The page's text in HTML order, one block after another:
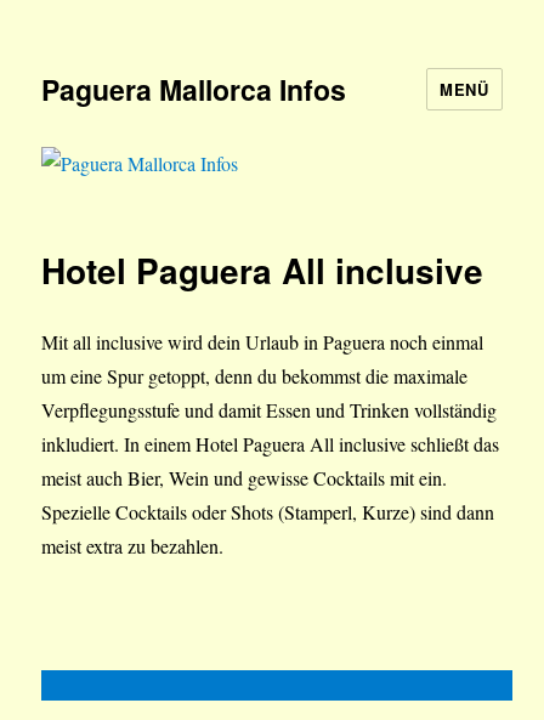
Paguera Mallorca Infos MENÜ
Hotel Paguera All inclusive
Mit all inclusive wird dein Urlaub in Paguera noch einmal
um eine Spur getoppt, denn du bekommst die maximale
Verpflegungsstufe und damit Essen und Trinken vollständig
inkludiert. In einem Hotel Paguera All inclusive schließt das
meist auch Bier, Wein und gewisse Cocktails mit ein.
Spezielle Cocktails oder Shots (Stamperl, Kurze) sind dann
meist extra zu bezahlen.